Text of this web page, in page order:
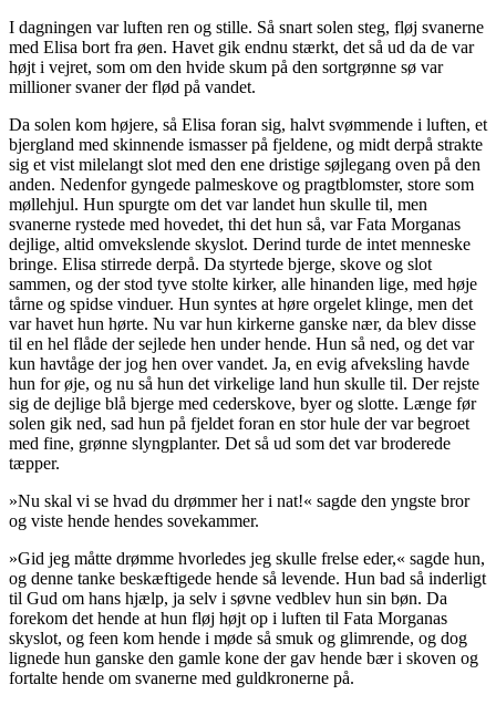
I dagningen var luften ren og stille. Så snart solen steg, fløj svanerne
med Elisa bort fra øen. Havet gik endnu stærkt, det så ud da de var
højt i vejret, som om den hvide skum på den sortgrønne sø var
millioner svaner der flød på vandet.
Da solen kom højere, så Elisa foran sig, halvt svømmende i luften, et
bjergland med skinnende ismasser på fjeldene, og midt derpå strakte
sig et vist milelangt slot med den ene dristige søjlegang oven på den
anden. Nedenfor gyngede palmeskove og pragtblomster, store som
møllehjul. Hun spurgte om det var landet hun skulle til, men
svanerne rystede med hovedet, thi det hun så, varFata Morganas
dejlige, altid omvekslende skyslot. Derind turde de intet menneske
bringe. Elisa stirrede derpå. Da styrtede bjerge, skove og slot
sammen, og der stod tyve stolte kirker, alle hinanden lige, med høje
tårne og spidse vinduer. Hun syntes at høre orgelet klinge, men det
var havet hun hørte. Nu var hun kirkerne ganske nær, da blev disse
til en hel flåde der sejlede hen under hende. Hun så ned, og det var
kun havtåge der jog hen over vandet. Ja, en evig afveksling havde
hun for øje, og nu så hun det virkelige land hun skulle til. Der rejste
sig de dejlige blå bjerge med cederskove, byer og slotte. Længe før
solen gik ned, sad hun på fjeldet foran en stor hule der var begroet
med fine, grønne slyngplanter. Det så ud som det var broderede
tæpper.
»Nu skal vi se hvad du drømmer her i nat!« sagde den yngste bror
og viste hende hendes sovekammer.
»Gid jeg måtte drømme hvorledes jeg skulle frelse eder,« sagde hun,
og denne tanke beskæftigede hende så levende. Hun bad så inderligt
til Gud om hans hjælp, ja selv i søvne vedblev hun sin bøn. Da
forekom det hende at hun fløj højt op i luften til Fata Morganas
skyslot, og feen kom hende i møde så smuk og glimrende, og dog
lignede hun ganske den gamle kone der gav hende bær i skoven og
fortalte hende om svanerne med guldkronerne på.